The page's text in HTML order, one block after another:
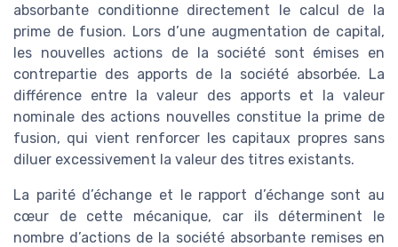
absorbante conditionne directement le calcul de la
prime de fusion. Lors d’une augmentation de capital,
les nouvelles actions de la société sont émises en
contrepartie des apports de la société absorbée. La
différence entre la valeur des apports et la valeur
nominale des actions nouvelles constitue la prime de
fusion, qui vient renforcer les capitaux propres sans
diluer excessivement la valeur des titres existants.
La parité d’échange et le rapport d’échange sont au
cœur de cette mécanique, car ils déterminent le
nombre d’actions de la société absorbante remises en